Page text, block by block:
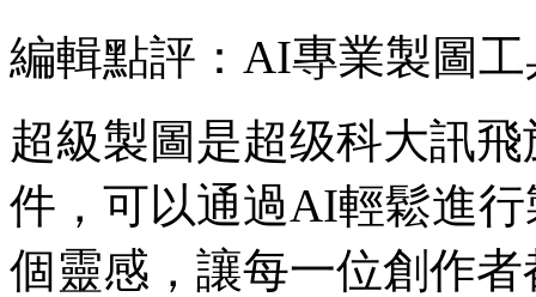
編輯點評：AI專業製圖工
超級製圖是超级科大訊
件，可以通過AI輕鬆進
個靈感，讓每一位創作